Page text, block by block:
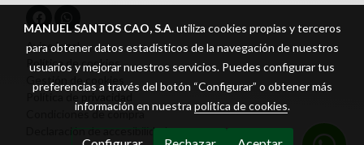
Aviso legal
Política de cookies
Gestión de cookies
Política de privacidad
Condiciones de compra
Declaración de accesibilidad
MANUEL SANTOS CAO, S.A.utiliza cookies propias y terceros
para obtener datos estadísticos de la navegación de nuestros
usuarios y mejorar nuestros servicios. Puedes configurar tus
preferencias a través del botón “Configurar” o obtener más
información en nuestra política de cookies.